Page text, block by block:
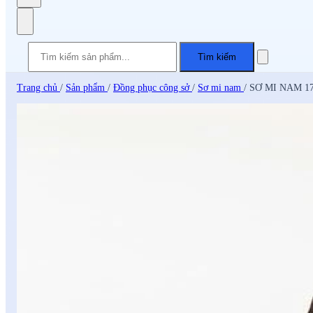
Tìm kiếm
Trang chủ / Sản phẩm / Đồng phục công sở / Sơ mi nam / SƠ MI NAM